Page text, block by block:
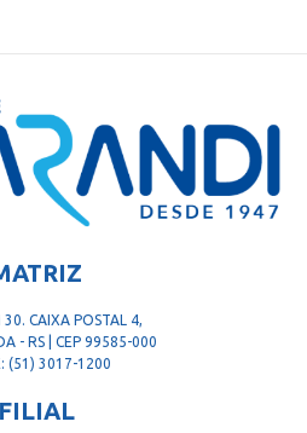
30. CAIXA POSTAL 4,
- RS | CEP 99585-000
(51) 3017-1200
FILIAL